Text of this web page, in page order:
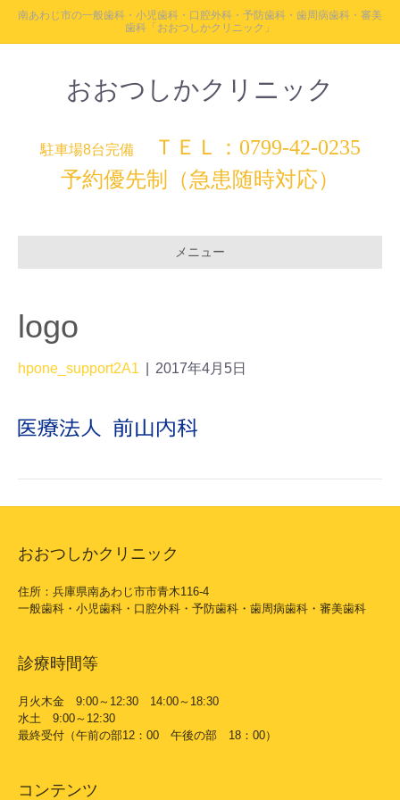
南あわじ市の一般歯科・小児歯科・口腔外科・予防歯科・歯周病歯科・審美
歯科「おおつしかクリニック」
おおつしかクリニック
駐車場8台完備
ＴＥＬ：0799-42-0235
予約優先制（急患随時対応）
メニュー
logo
hpone_support2A1 2017年4月5日
おおつしかクリニック
住所：兵庫県南あわじ市市青木116-4
一般歯科・小児歯科・口腔外科・予防歯科・歯周病歯科・審美歯科
診療時間等
月火木金 9:00～12:30 14:00～18:30
水土 9:00～12:30
最終受付（午前の部12：00 午後の部 18：00）
コンテンツ